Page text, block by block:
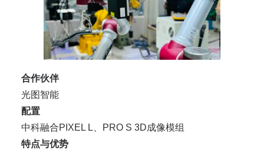
合作伙伴
光图智能
配置
中科融合PIXEL L、PRO S 3D成像模组
特点与优势